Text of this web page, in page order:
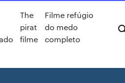
The
pirat
filme
Filme refúgio
do medo
completo